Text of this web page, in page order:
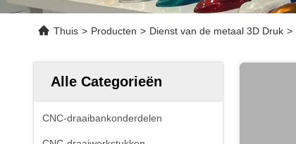
Thuis > Producten > Dienst van de metaal 3D Druk >
Alle Categorieën
CNC-draaibankonderdelen